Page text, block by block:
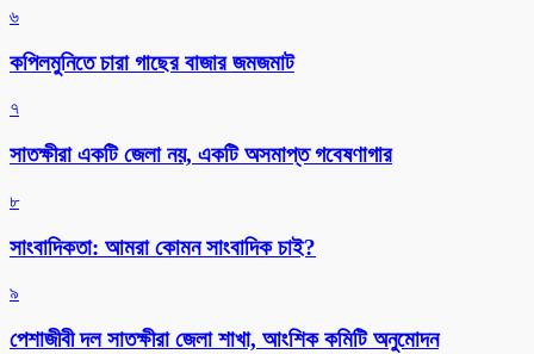
৬
কপিলমুনিতে চারা গাছের বাজার জমজমাট
৭
সাতক্ষীরা একটি জেলা নয়, একটি অসমাপ্ত গবেষণাগার
৮
সাংবাদিকতা: আমরা কোমন সাংবাদিক চাই?
৯
পেশাজীবী দল সাতক্ষীরা জেলা শাখা, আংশিক কমিটি অনুমোদন